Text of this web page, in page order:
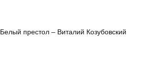
Белый престол – Виталий Козубовский